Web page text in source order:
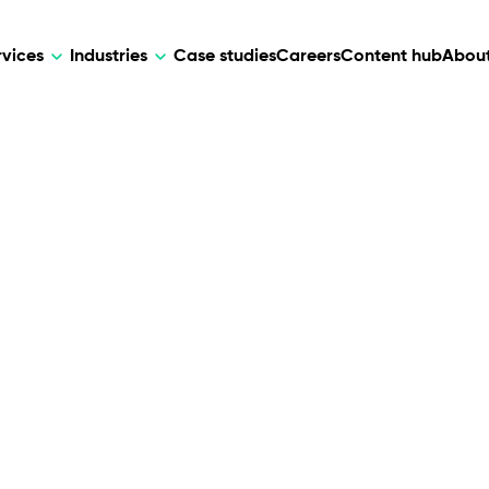
Industries Case studiesCareersContent hub